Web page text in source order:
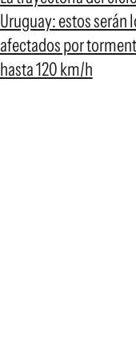
Uruguay: estos serán
afectados por
hasta 120 km/h